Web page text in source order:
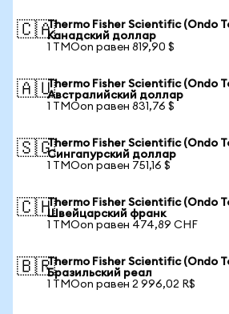
🇨🇦Thermo Fisher Scientific (Ondo
Канадский доллар
1 TMOon равен 819,90 $
🇦🇺Thermo Fisher Scientific (Ondo
Австралийский доллар
1 TMOon равен 831,76 $
🇸🇬Thermo Fisher Scientific (Ondo
Сингапурский доллар
1 TMOon равен 751,16 $
🇨🇭Thermo Fisher Scientific (Ondo
Швейцарский франк
1 TMOon равен 474,89 CHF
🇧🇷Thermo Fisher Scientific (Ondo
Бразильский реал
1 TMOon равен 2 996,02 R$